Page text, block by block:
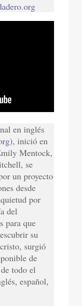
en inglés
), inició en
Mentock,
se
un proyecto
desde
por
del
para que
su
surgió
de
todo el
español,